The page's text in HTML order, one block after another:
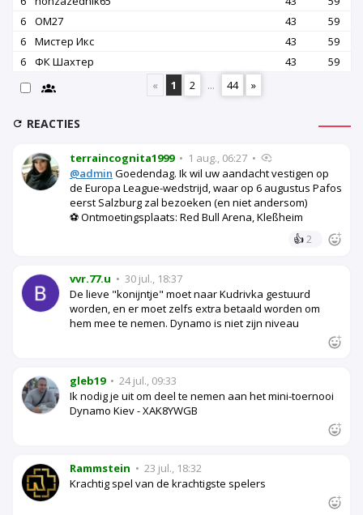
6
OM27 43
59
6
Мистер Икс 43
59
6
ФК Шахтер 43
59
«
1 2 ... 44 »
REACTIES
terraincognita1999 • 1 aug., 06:27 •
@admin Goedendag. Ik wil uw aandacht vestigen op
de Europa League-wedstrijd, waar op 6 augustus Pafos
eerst Salzburg zal bezoeken (en niet andersom)
⚽ Ontmoetingsplaats: Red Bull Arena, Kleßheim
👍2
vvr.77.u • 30 jul., 18:37
De lieve "konijntje" moet naar Kudrivka gestuurd
worden, en er moet zelfs extra betaald worden om
hem mee te nemen. Dynamo is niet zijn niveau
gleb19 • 24 jul., 09:33
Ik nodig je uit om deel te nemen aan het mini-toernooi
Dynamo Kiev - XAK8YWGB
Rammstein • 23 jul., 18:32
Krachtig spel van de krachtigste spelers